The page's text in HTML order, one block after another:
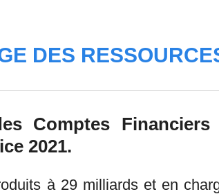
DES
Comptes
2021.
à 29 milliards et en